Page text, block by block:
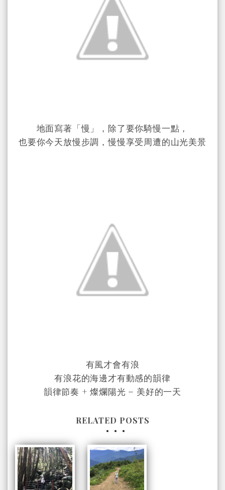
地面寫著「慢」，除了要你騎慢一點，
也要你今天放慢步調，慢慢享受周遭的山光美景
有風才會有浪
有浪花的海邊才有動感的韻律
韻律節奏 + 燦爛陽光 = 美好的一天
RELATED POSTS